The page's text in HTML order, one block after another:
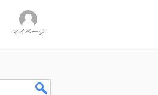
マイページ